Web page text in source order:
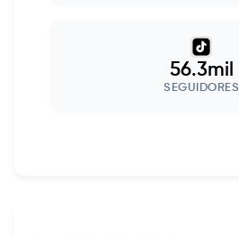
56.3mil
SEGUIDORES